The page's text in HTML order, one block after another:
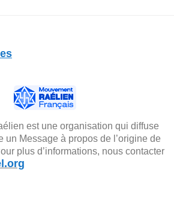
est une organisation qui diffuse
un Message à propos de l’origine de
plus d’informations, nous contacter